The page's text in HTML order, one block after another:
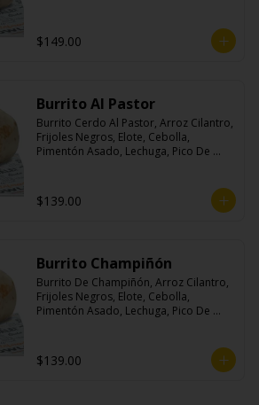
$149.00
Burrito Al Pastor
Burrito Cerdo Al Pastor, Arroz Cilantro,
Frijoles Negros, Elote, Cebolla,
Pimentón Asado, Lechuga, Pico De
$139.00
Burrito Champiñón
Burrito De Champiñón, Arroz Cilantro,
Frijoles Negros, Elote, Cebolla,
Pimentón Asado, Lechuga, Pico De
$139.00